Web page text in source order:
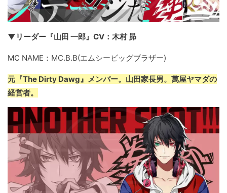
▼リーダー『山田 一郎』CV：木村 昴
MC NAME：MC.B.B(エムシービッグブラザー)
元『The Dirty Dawg』メンバー。山田家長男。萬屋ヤマダの
経営者。